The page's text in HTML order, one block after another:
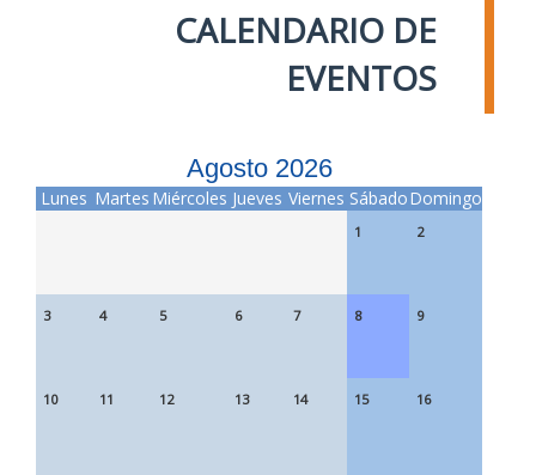
CALENDARIO DE
EVENTOS
Agosto 2026
Lunes Martes Miércoles Jueves Viernes SábadoDomingo
1 2
3 4 5 6 7 8 9
10 11 12 13 14 15 16